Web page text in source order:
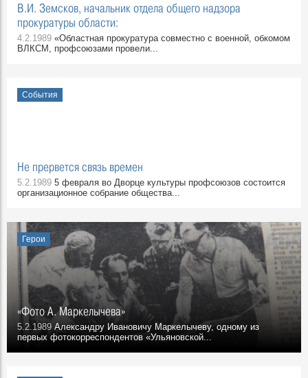
В.И. Земсков, начальник отдела общего надзора
прокуратуры области:
4.2.1989 «Областная прокуратура совместно с военной, обкомом
ВЛКСМ, профсоюзами провели...
События
Не прервется связь времен
5.2.1989 5 февраля во Дворце культуры профсоюзов состоится
организационное собрание общества...
Герои
«Фото А. Маркелычева»
5.2.1989 Александру Ивановичу Маркелычеву, одному из
первых фотокорреспондентов «Ульяновской...